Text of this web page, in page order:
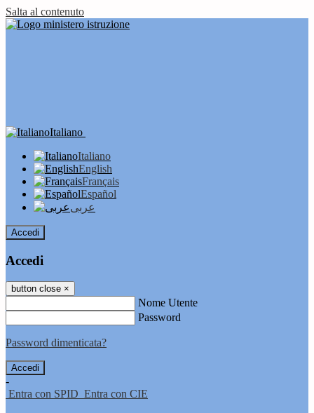
Salta al contenuto
Italiano
Italiano
English
Français
Español
عربى
Accedi
Accedi
button close ×
Nome Utente
Password
Password dimenticata?
-
Entra con SPID Entra con CIE